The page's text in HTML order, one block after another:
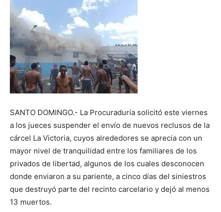
SANTO DOMINGO.- La Procuraduría solicitó este viernes
a los jueces suspender el envío de nuevos reclusos de la
cárcel La Victoria, cuyos alrededores se aprecia con un
mayor nivel de tranquilidad entre los familiares de los
privados de libertad, algunos de los cuales desconocen
donde enviaron a su pariente, a cinco días del siniestros
que destruyó parte del recinto carcelario y dejó al menos
13 muertos.